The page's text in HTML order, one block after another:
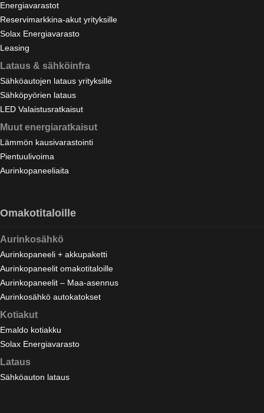
Energiavarastot
Reservimarkkina-akut yrityksille
Solax Energiavarasto
Leasing
Lataus & sähköinfra
Sähköautojen lataus yrityksille
Sähköpyörien lataus
LED Valaistusratkaisut
Muut energiaratkaisut
Lämmön kausivarastointi
Pientuulivoima
Aurinkopaneeliaita
Omakotitaloille
Aurinkosähkö
Aurinkopaneeli + akkupaketti
Aurinkopaneelit omakotitaloille
Aurinkopaneelit – Maa-asennus
Aurinkosähkö autokatokset
Kotiakut
Emaldo kotiakku
Solax Energiavarasto
Lataus
Sähköauton lataus